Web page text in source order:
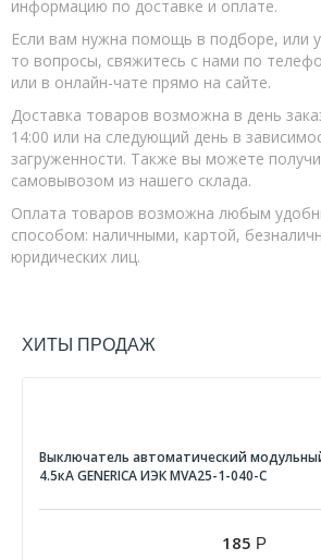
информацию по доставке и оплате.
Если вам нужна помощь в подборе, или у
то вопросы, свяжитесь с нами по
или в онлайн-чате прямо на сайте.
Доставка товаров возможна в день
14:00 или на следующий день в
загруженности. Также вы можете
самовывозом из нашего склада.
Оплата товаров возможна любым
способом: наличными, картой,
юридических лиц.
ХИТЫ ПРОДАЖ
Выключатель автоматический
4.5кА GENERICA ИЭК MVA25-1-040-C
185 Р